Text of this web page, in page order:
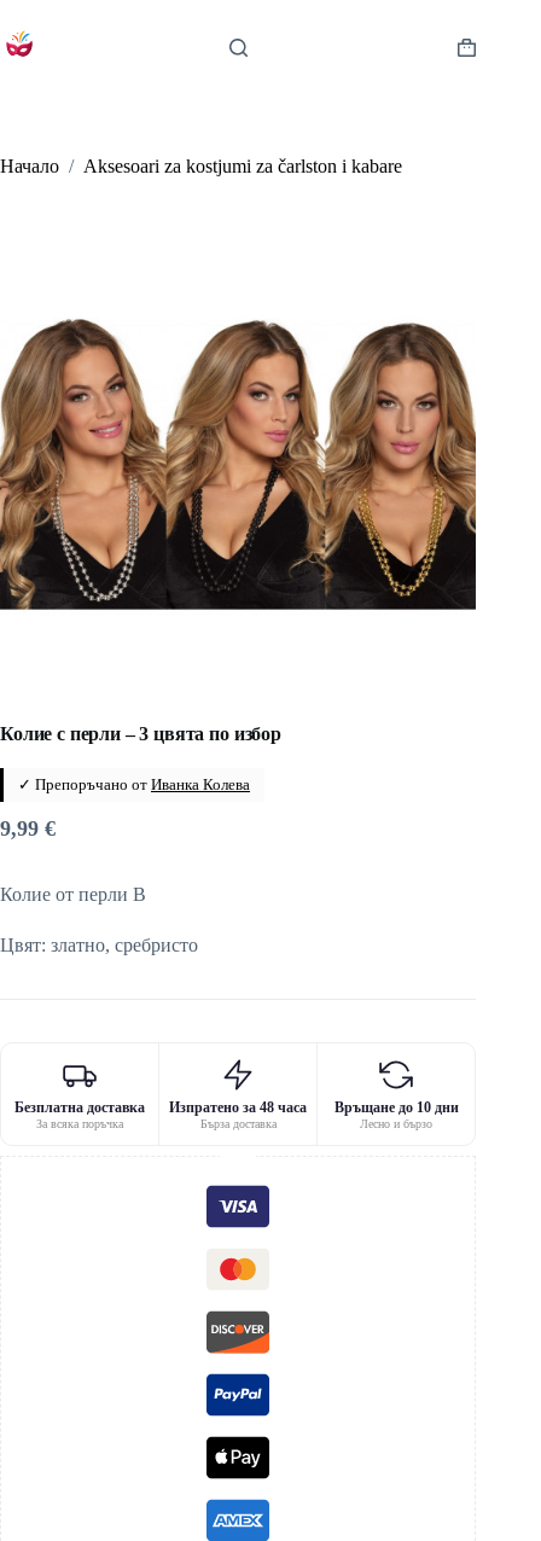
to
content
Shopping
Начало / Aksesoari za kostjumi za čarlston i kabare
Колие с перли – 3 цвята по избор
✓ Препоръчано от Иванка Колева
9,99 €
Колие от перли B
Цвят: златно, сребристо
Безплатна доставка
За всяка поръчка
Изпратено за 48 часа
Бърза доставка
Връщане до 10 дни
Лесно и бързо